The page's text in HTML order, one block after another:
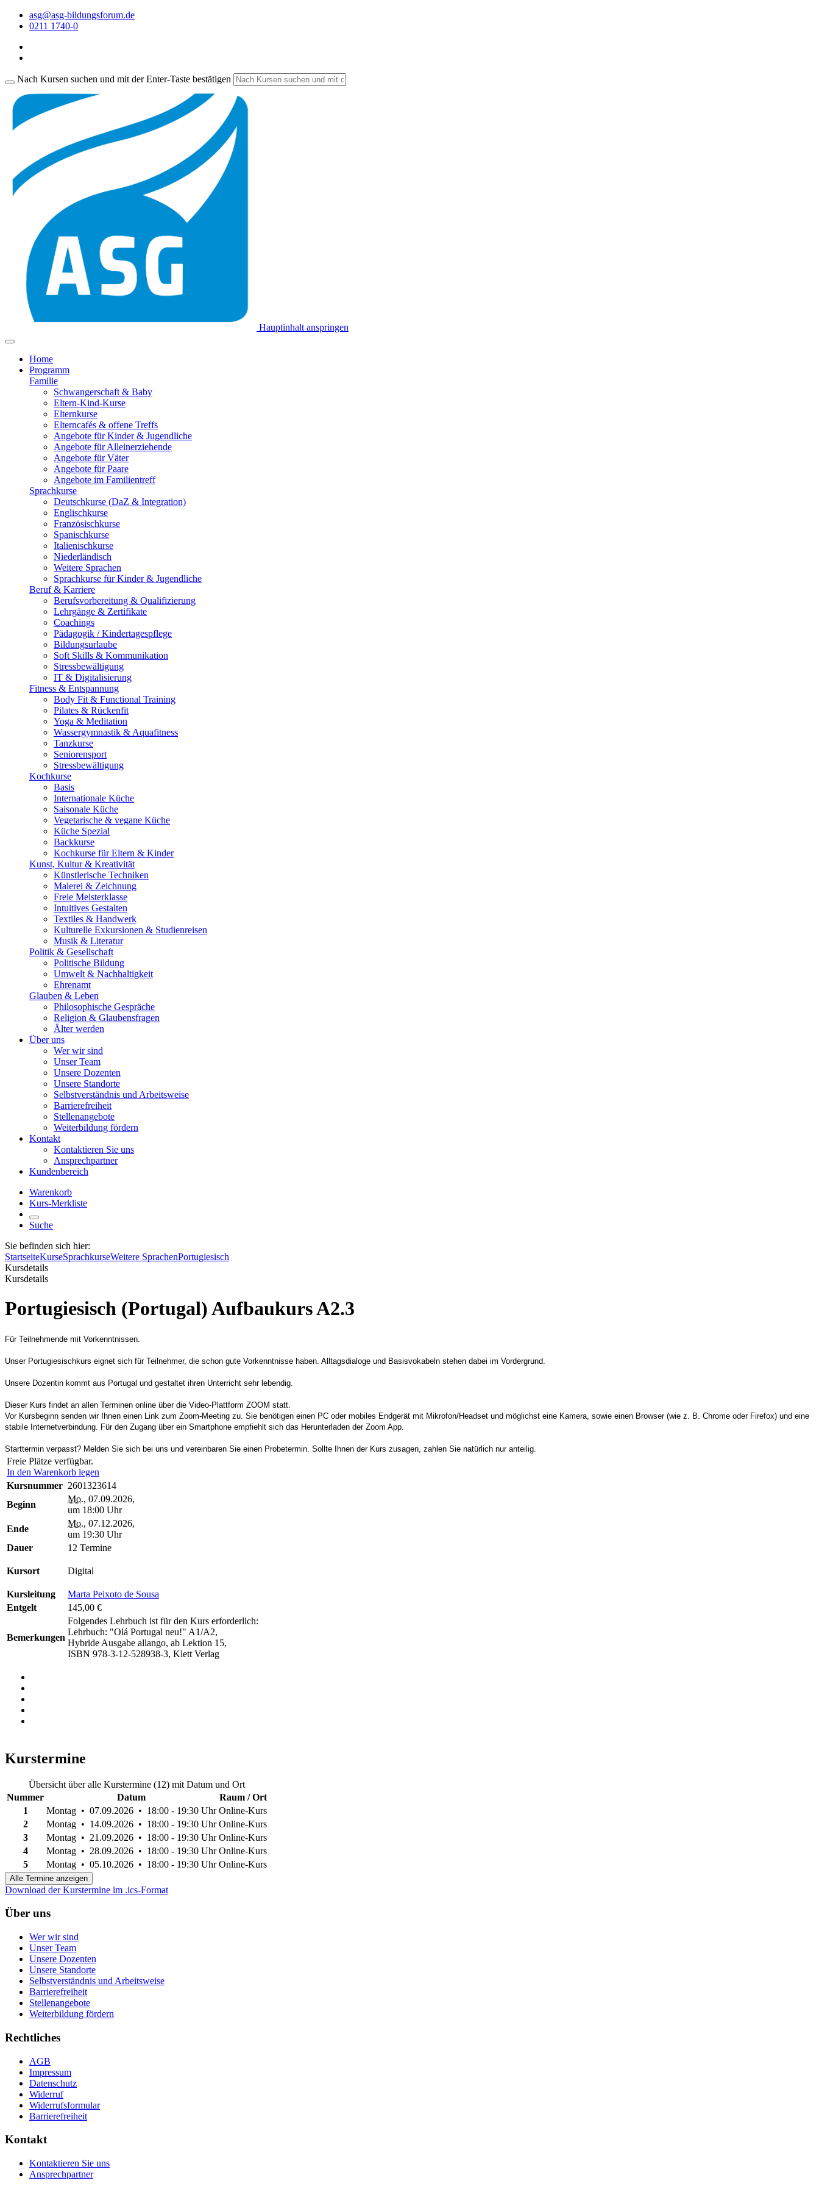
asg@asg-bildungsforum.de
0211 1740-0
Nach Kursen suchen und mit der Enter-Taste bestätigen
Hauptinhalt anspringen
Home
Programm
Familie
Schwangerschaft & Baby
Eltern-Kind-Kurse
Elternkurse
Elterncafés & offene Treffs
Angebote für Kinder & Jugendliche
Angebote für Alleinerziehende
Angebote für Väter
Angebote für Paare
Angebote im Familientreff
Sprachkurse
Deutschkurse (DaZ & Integration)
Englischkurse
Französischkurse
Spanischkurse
Italienischkurse
Niederländisch
Weitere Sprachen
Sprachkurse für Kinder & Jugendliche
Beruf & Karriere
Berufsvorbereitung & Qualifizierung
Lehrgänge & Zertifikate
Coachings
Pädagogik / Kindertagespflege
Bildungsurlaube
Soft Skills & Kommunikation
Stressbewältigung
IT & Digitalisierung
Fitness & Entspannung
Body Fit & Functional Training
Pilates & Rückenfit
Yoga & Meditation
Wassergymnastik & Aquafitness
Tanzkurse
Seniorensport
Stressbewältigung
Kochkurse
Basis
Internationale Küche
Saisonale Küche
Vegetarische & vegane Küche
Küche Spezial
Backkurse
Kochkurse für Eltern & Kinder
Kunst, Kultur & Kreativität
Künstlerische Techniken
Malerei & Zeichnung
Freie Meisterklasse
Intuitives Gestalten
Textiles & Handwerk
Kulturelle Exkursionen & Studienreisen
Musik & Literatur
Politik & Gesellschaft
Politische Bildung
Umwelt & Nachhaltigkeit
Ehrenamt
Glauben & Leben
Philosophische Gespräche
Religion & Glaubensfragen
Älter werden
Über uns
Wer wir sind
Unser Team
Unsere Dozenten
Unsere Standorte
Selbstverständnis und Arbeitsweise
Barrierefreiheit
Stellenangebote
Weiterbildung fördern
Kontakt
Kontaktieren Sie uns
Ansprechpartner
Kundenbereich
Warenkorb
Kurs-Merkliste
Suche
Sie befinden sich hier:
StartseiteKurseSprachkurseWeitere SprachenPortugiesisch
Kursdetails
Kursdetails
Portugiesisch (Portugal) Aufbaukurs A2.3
Für Teilnehmende mit Vorkenntnissen.
Unser Portugiesischkurs eignet sich für Teilnehmer, die schon gute Vorkenntnisse haben. Alltagsdialoge und Basisvokabeln stehen dabei im Vordergrund.
Unsere Dozentin kommt aus Portugal und gestaltet ihren Unterricht sehr lebendig.
Dieser Kurs findet an allen Terminen online über die Video-Plattform ZOOM statt.
Vor Kursbeginn senden wir Ihnen einen Link zum Zoom-Meeting zu. Sie benötigen einen PC oder mobiles Endgerät mit Mikrofon/Headset und möglichst eine Kamera, sowie einen Browser (wie z. B. Chrome oder Firefox) und eine
stabile Internetverbindung. Für den Zugang über ein Smartphone empfiehlt sich das Herunterladen der Zoom App.
Starttermin verpasst? Melden Sie sich bei uns und vereinbaren Sie einen Probetermin. Sollte Ihnen der Kurs zusagen, zahlen Sie natürlich nur anteilig.
Freie Plätze verfügbar.
In den Warenkorb legen
Kursnummer 2601323614
Beginn
Mo., 07.09.2026,
um 18:00 Uhr
Ende
Mo., 07.12.2026,
um 19:30 Uhr
Dauer
12 Termine
Kursort Digital
Kursleitung
Marta Peixoto de Sousa
Entgelt
145,00 €
Bemerkungen
Folgendes Lehrbuch ist für den Kurs erforderlich:
Lehrbuch: "Olá Portugal neu!" A1/A2,
Hybride Ausgabe allango, ab Lektion 15,
ISBN 978-3-12-528938-3, Klett Verlag
Kurstermine
Übersicht über alle Kurstermine (12) mit Datum und Ort
Nummer
Datum
Raum / Ort
1
Montag • 07.09.2026 • 18:00 - 19:30 Uhr Online-Kurs
2
Montag • 14.09.2026 • 18:00 - 19:30 Uhr Online-Kurs
3
Montag • 21.09.2026 • 18:00 - 19:30 Uhr Online-Kurs
4
Montag • 28.09.2026 • 18:00 - 19:30 Uhr Online-Kurs
5
Montag • 05.10.2026 • 18:00 - 19:30 Uhr Online-Kurs
Alle Termine anzeigen
Download der Kurstermine im .ics-Format
Über uns
Wer wir sind
Unser Team
Unsere Dozenten
Unsere Standorte
Selbstverständnis und Arbeitsweise
Barrierefreiheit
Stellenangebote
Weiterbildung fördern
Rechtliches
AGB
Impressum
Datenschutz
Widerruf
Widerrufsformular
Barrierefreiheit
Kontakt
Kontaktieren Sie uns
Ansprechpartner